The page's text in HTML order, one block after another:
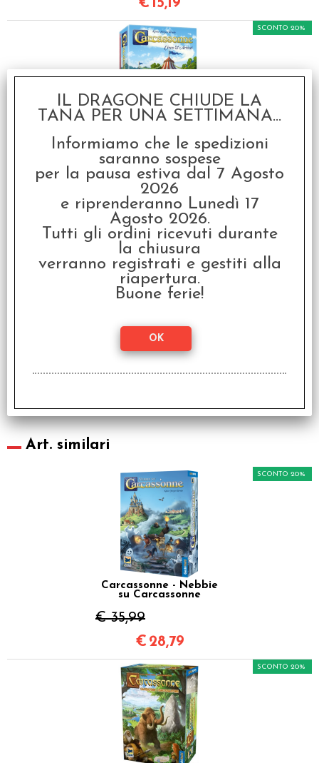
€ 15,19
Carcassonne - Circo &
Artisti
€ 18,99
SCONTO 20%
€15,19
Bundle Carcassonne -
Espansioni Nuova
Edizione
€ 189,90
Art. similari
Carcassonne - Nebbie
su Carcassonne
€ 35,99
SCONTO 20%
€ 28,79
SCONTO 20%
IL DRAGONE CHIUDE LA
TANA PER UNA SETTIMANA...
Informiamo che le spedizioni
saranno sospese
per la pausa estiva dal 7 Agosto
2026
e riprenderanno Lunedì 17
Agosto 2026.
Tutti gli ordini ricevuti durante
la chiusura
verranno registrati e gestiti alla
riapertura.
Buone ferie!